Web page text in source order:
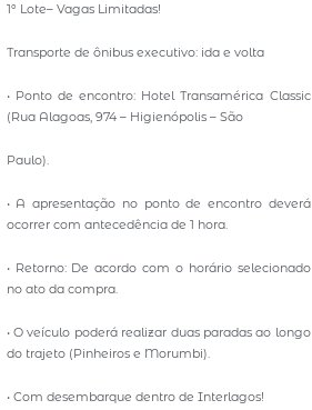
1º Lote– Vagas Limitadas!
Transporte de ônibus executivo: ida e volta
• Ponto de encontro: Hotel Transamérica Classic
(Rua Alagoas, 974 – Higienópolis – São
Paulo).
• A apresentação no ponto de encontro deverá
ocorrer com antecedência de 1 hora.
• Retorno: De acordo com o horário selecionado
no ato da compra.
• O veículo poderá realizar duas paradas ao longo
do trajeto (Pinheiros e Morumbi).
• Com desembarque dentro de Interlagos!